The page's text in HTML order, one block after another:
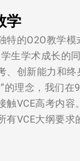
学
特的O2O教学
生学术成长的
、创新能力和
的理念，我们在
触VCE高考内容
有VCE大纲要求